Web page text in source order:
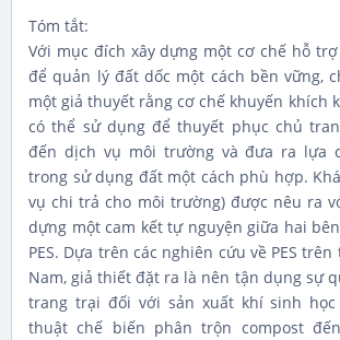
Tóm tắt:
Với mục đích xây dựng một cơ chế hỗ
để quản lý đất dốc một cách bền vững,
một giả thuyết rằng cơ chế khuyến khích
có thể sử dụng để thuyết phục chủ
đến dịch vụ môi trường và đưa ra lựa
trong sử dụng đất một cách phù hợp.
vụ chi trả cho môi trường) được nêu ra
dựng một cam kết tự nguyện giữa hai
PES. Dựa trên các nghiên cứu về PES
Nam, giả thiết đặt ra là nên tận dụng sự
trang trại đối với sản xuất khí sinh
thuật chế biến phân trộn compost